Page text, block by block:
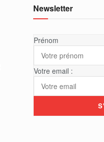
Newsletter
Prénom
Votre email :